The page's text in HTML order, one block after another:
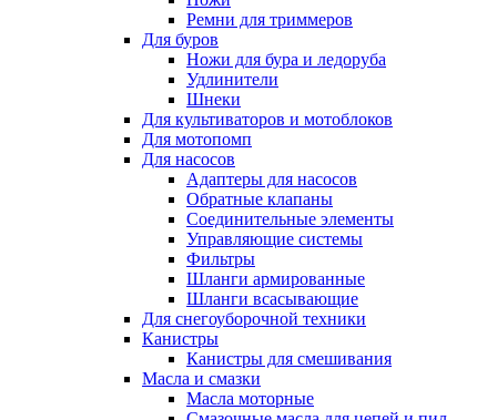
Ремни для триммеров
Для буров
Ножи для бура и ледоруба
Удлинители
Шнеки
Для культиваторов и мотоблоков
Для мотопомп
Для насосов
Адаптеры для насосов
Обратные клапаны
Соединительные элементы
Управляющие системы
Фильтры
Шланги армированные
Шланги всасывающие
Для снегоуборочной техники
Канистры
Канистры для смешивания
Масла и смазки
Масла моторные